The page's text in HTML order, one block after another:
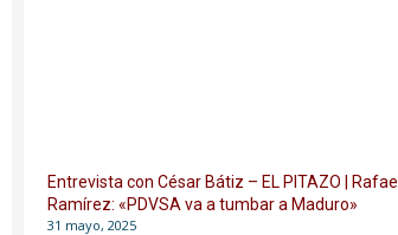
Entrevista con César Bátiz – EL PITAZO | Rafael
Ramírez: «PDVSA va a tumbar a Maduro»
31 mayo, 2025